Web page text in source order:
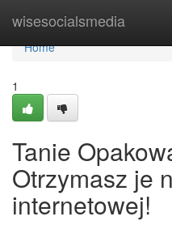
wisesocialsmedia
Home
Home
1
Tanie
Otrzymasz je
internetowej!